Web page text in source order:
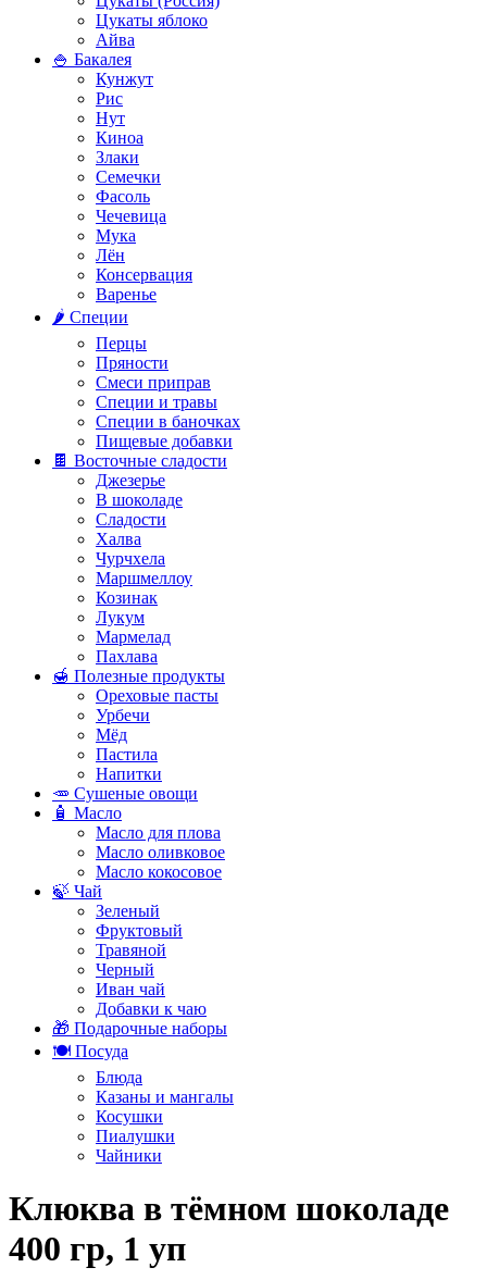
Цукаты яблоко
Айва
🍚 Бакалея
Кунжут
Рис
Нут
Киноа
Злаки
Семечки
Фасоль
Чечевица
Мука
Лён
Консервация
Варенье
🌶️ Специи
Перцы
Пряности
Смеси приправ
Специи и травы
Специи в баночках
Пищевые добавки
🍫 Восточные сладости
Джезерье
В шоколаде
Сладости
Халва
Чурчхела
Маршмеллоу
Козинак
Лукум
Мармелад
Пахлава
🍯 Полезные продукты
Ореховые пасты
Урбечи
Мёд
Пастила
Напитки
🥕 Сушеные овощи
🧴 Масло
Масло для плова
Масло оливковое
Масло кокосовое
🍃 Чай
Зеленый
Фруктовый
Травяной
Черный
Иван чай
Добавки к чаю
🎁 Подарочные наборы
🍽️ Посуда
Блюда
Казаны и мангалы
Косушки
Пиалушки
Чайники
Клюква в тёмном шоколаде
400 гр, 1 уп